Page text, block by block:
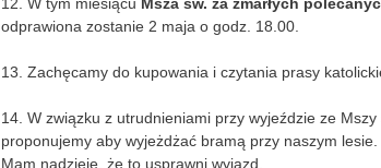
12. W tym miesiącu Msza św. za zmarłych
odprawiona zostanie 2 maja o godz. 18.00.
13. Zachęcamy do kupowania i czytania prasy
14. W związku z utrudnieniami przy wyjeździe ze Mszy
proponujemy aby wyjeżdżać bramą przy naszym lesie.
Mam nadzieję, że to usprawni wyjazd.